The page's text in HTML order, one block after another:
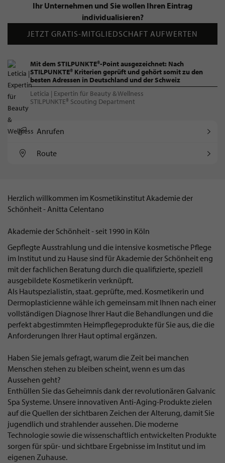
Ihr Unternehmen und Sie wollen Ihren Eintrag
individualisieren?
JETZT GRATIS-MITGLIEDSCHAFT AUFWERTEN
Mit dem STILPUNKTE®-Point ausgezeichnet: Nach
STILPUNKTE® Kriterien geprüft und gehört somit zu den
besten Adressen in Deutschland und der Schweiz
Leticia | Expertin für Beauty & Wellness
STILPUNKTE® Scouting Department
Anrufen
Route
Herzlich willkommen im Kosmetikinstitut Akademie der
Schönheit - Anitta Celentano
Akademie der Schönheit - seit 1990 in Köln
Gepflegte Ausstrahlung und die intensive kosmetische Pflege
im Institut und zu Hause sind für Akademie der Schönheit eng
mit der fachlichen Beratung durch die qualifizierte, speziell
ausgebildete Kosmetikerin verknüpft.
Als Hautspezialistin, staat. geprüfte, med. Kosmetikerin und
Dermoplasticienne wähle ich gemeinsam mit Ihnen nach einer
vollständigen Diagnose Ihrer Haut die Behandlungen und die
perfekt abgestimmten Heimpflegeprodukte für Sie aus, die die
Anforderungen Ihrer Haut optimal ergänzen.
Haben Sie jemals gefragt, warum die Zeit bei manchen
Menschen stehen zu bleiben scheint, wenn es um das
Aussehen geht?
Enthüllen Sie das Geheimnis dank der revolutionären Galvanic
Spa Systeme. Unsere innovativen Anti-Aging-Produkte zielen
auf die Quellen der sichtbaren Zeichen der Alterung, damit Sie
jugendlich und strahlender aussehen. Die moderne
Technologie sowie die wissenschaftlich entwickelten Produkte
sorgen für spür- und sichtbare Ergebnisse im Institut und im
eigenen Zuhause.